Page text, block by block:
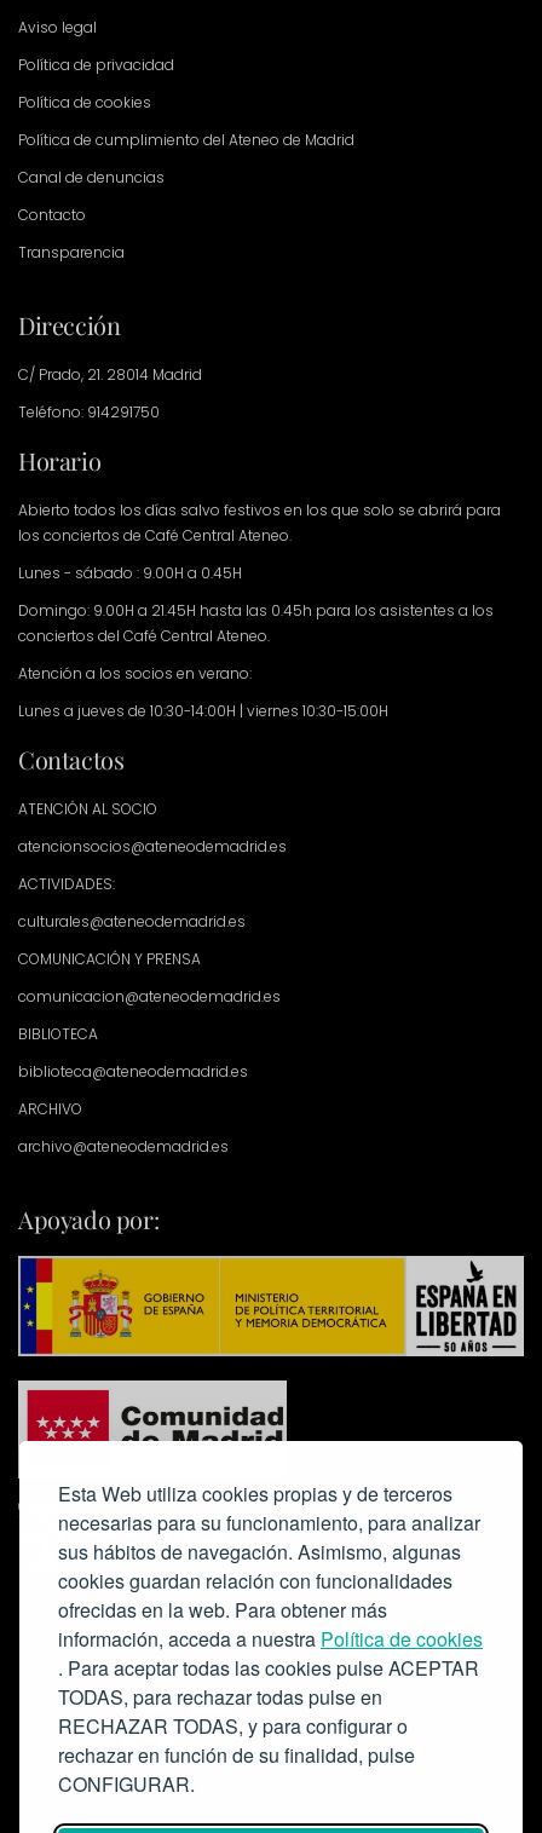
Esta Web utiliza cookies propias y de terceros
necesarias para su funcionamiento, para analizar
sus hábitos de navegación. Asimismo, algunas
cookies guardan relación con funcionalidades
ofrecidas en la web. Para obtener más
información, acceda a nuestra Política de cookies
. Para aceptar todas las cookies pulse ACEPTAR
TODAS, para rechazar todas pulse en
RECHAZAR TODAS, y para configurar o
rechazar en función de su finalidad, pulse
CONFIGURAR.
Aviso legal
Política de privacidad
Política de cookies
Política de cumplimiento del Ateneo de Madrid
Canal de denuncias
Contacto
Transparencia
Dirección
C/ Prado, 21. 28014 Madrid
Teléfono: 914291750
Horario
Abierto todos los días salvo festivos en los que solo se abrirá para
los conciertos de Café Central Ateneo.
Lunes - sábado : 9.00H a 0.45H
Domingo: 9.00H a 21.45H hasta las 0.45h para los asistentes a los
conciertos del Café Central Ateneo.
Atención a los socios en verano:
Lunes a jueves de 10:30-14:00H | viernes 10:30-15:00H
Contactos
ATENCIÓN AL SOCIO
atencionsocios@ateneodemadrid.es
ACTIVIDADES:
culturales@ateneodemadrid.es
COMUNICACIÓN Y PRENSA
comunicacion@ateneodemadrid.es
BIBLIOTECA
biblioteca@ateneodemadrid.es
ARCHIVO
archivo@ateneodemadrid.es
Apoyado por:
Colabora: